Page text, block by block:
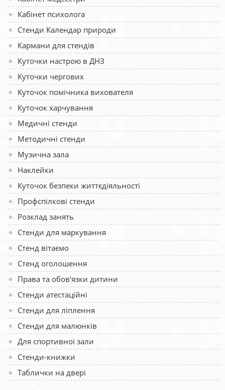
Кабінет психолога
Стенди Календар природи
Кармани для стендів
Куточки настрою в ДНЗ
Куточки чергових
Куточок помічника вихователя
Куточок харчування
Медичні стенди
Методичні стенди
Музична зала
Наклейки
Куточок безпеки життєдіяльності
Профспілкові стенди
Розклад занять
Стенди для маркування
Стенд вітаємо
Стенд оголошення
Права та обов’язки дитини
Стенди атестаційні
Стенди для ліплення
Стенди для малюнків
Для спортивної зали
Стенди-книжки
Таблички на двері